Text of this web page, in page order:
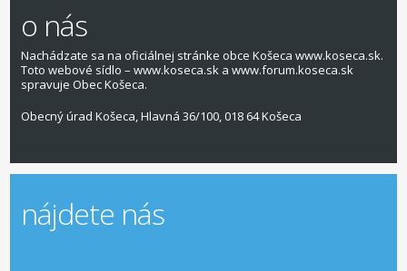
o nás
Nachádzate sa na oficiálnej stránke obce Košeca www.koseca.sk.
Toto webové sídlo – www.koseca.sk a www.forum.koseca.sk
spravuje Obec Košeca.
Obecný úrad Košeca, Hlavná 36/100, 018 64 Košeca
nájdete nás